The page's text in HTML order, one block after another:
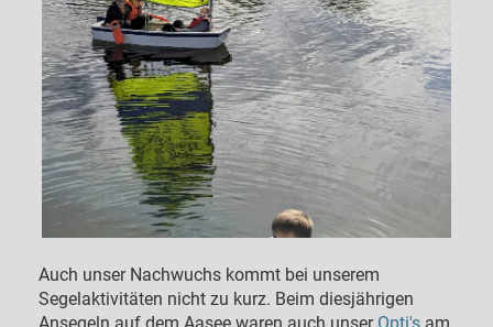
Auch unser Nachwuchs kommt bei unserem
Segelaktivitäten nicht zu kurz. Beim diesjährigen
Ansegeln auf dem Aasee waren auch unser Opti's am